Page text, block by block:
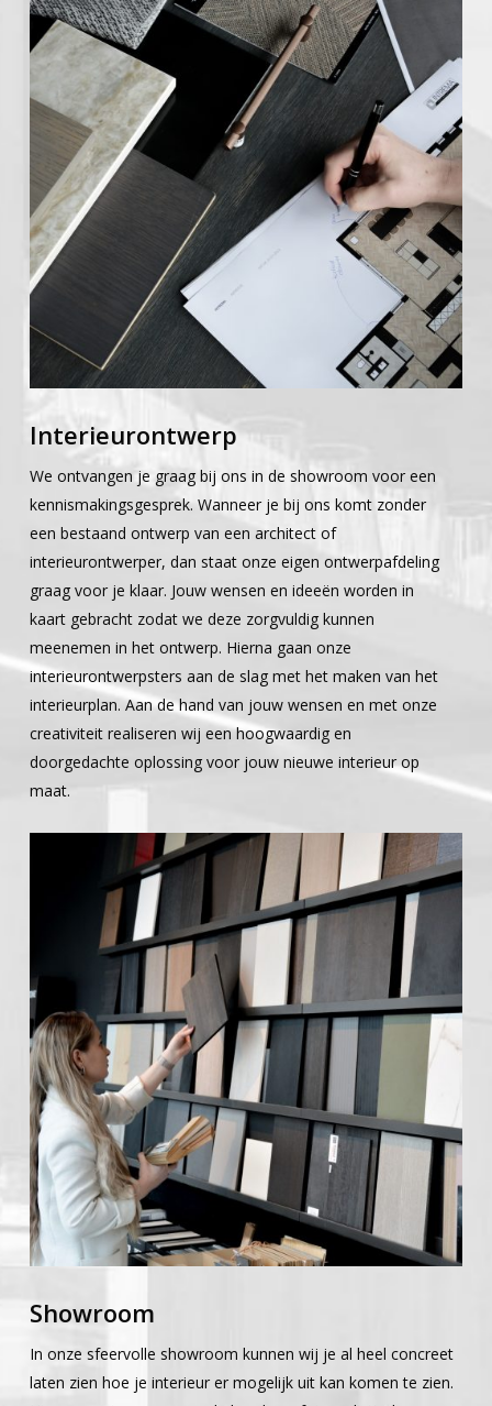
Interieurontwerp
We ontvangen je graag bij ons in de showroom voor een
kennismakingsgesprek. Wanneer je bij ons komt zonder
een bestaand ontwerp van een architect of
interieurontwerper, dan staat onze eigen ontwerpafdeling
graag voor je klaar. Jouw wensen en ideeën worden in
kaart gebracht zodat we deze zorgvuldig kunnen
meenemen in het ontwerp. Hierna gaan onze
interieurontwerpsters aan de slag met het maken van het
interieurplan. Aan de hand van jouw wensen en met onze
creativiteit realiseren wij een hoogwaardig en
doorgedachte oplossing voor jouw nieuwe interieur op
maat.
Showroom
In onze sfeervolle showroom kunnen wij je al heel concreet
laten zien hoe je interieur er mogelijk uit kan komen te zien.